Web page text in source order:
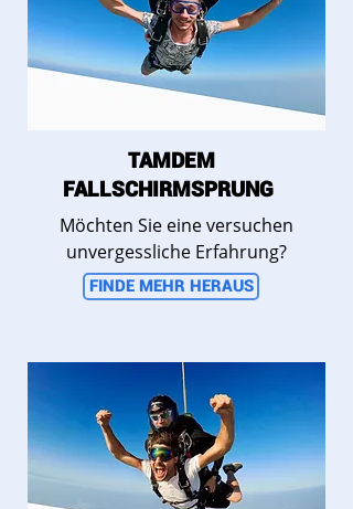
TAMDEM
FALLSCHIRMSPRUNG
Möchten Sie eine versuchen
unvergessliche Erfahrung?
FINDE MEHR HERAUS